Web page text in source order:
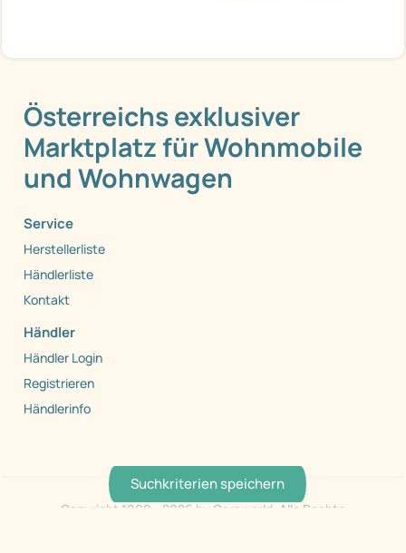
Suchkriterien speichern
Österreichs exklusiver
Marktplatz für Wohnmobile
und Wohnwagen
Service
Herstellerliste
Händlerliste
Kontakt
Händler
Händler Login
Registrieren
Händlerinfo
Copyright 1999 - 2026 by Caraworld. Alle Rechte